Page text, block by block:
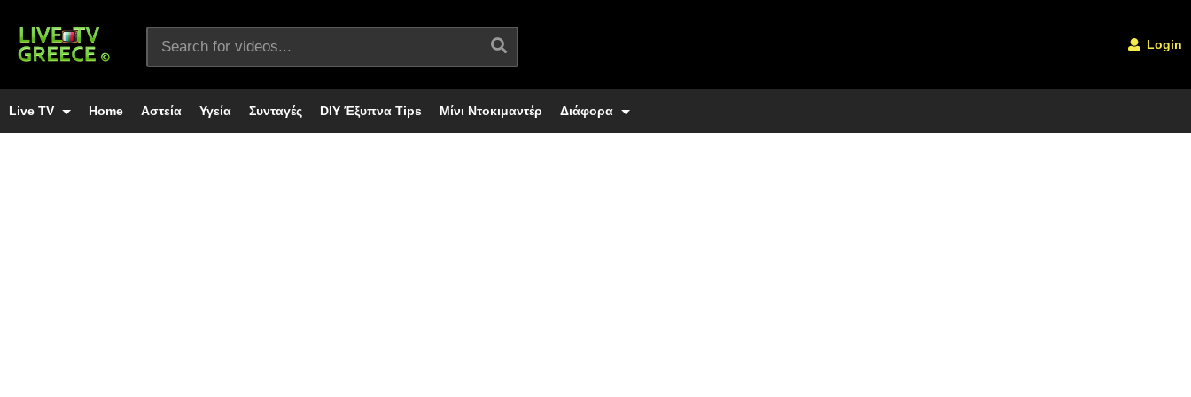
Login
Live TV Home Αστεία Υγεία Συνταγές DIY Έξυπνα Tips Μίνι Ντοκιμαντέρ Διάφορα